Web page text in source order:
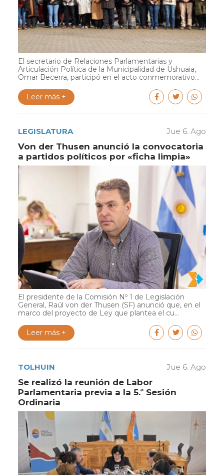
El secretario de Relaciones Parlamentarias y
Articulación Política de la Municipalidad de Ushuaia,
Omar Becerra, participó en el acto conmemorativo...
Leer más +
LEGISLATURA Jue 6. Ago
Von der Thusen anunció la convocatoria
a partidos políticos por «ficha limpia»
El presidente de la Comisión Nº 1 de Legislación
General, Raúl von der Thusen (SF) anunció que, en el
marco del proyecto de Ley que plantea el cu...
Leer más +
TOLHUIN Jue 6. Ago
Se realizó la reunión de Labor
Parlamentaria previa a la 5.ª Sesión
Ordinaria